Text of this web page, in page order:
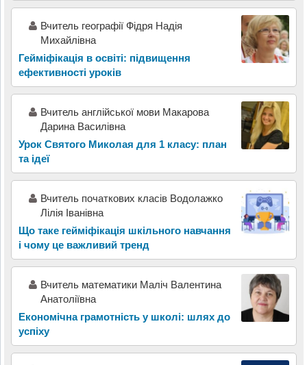
Вчитель географії Фідря Надія
Михайлівна
Гейміфікація в освіті: підвищення
ефективності уроків
Вчитель англійської мови Макарова
Дарина Василівна
Урок Святого Миколая для 1 класу: план
та ідеї
Вчитель початкових класів Водолажко
Лілія Іванівна
Що таке гейміфікація шкільного навчання
і чому це важливий тренд
Вчитель математики Маліч Валентина
Анатоліївна
Економічна грамотність у школі: шлях до
успіху